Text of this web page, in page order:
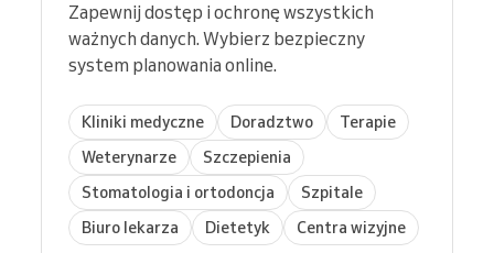
Zapewnij dostęp i ochronę wszystkich
ważnych danych. Wybierz bezpieczny
system planowania online.
Kliniki medyczne Doradztwo
Terapie
Weterynarze
Szczepienia
Stomatologia i ortodoncja
Szpitale
Biuro lekarza
Dietetyk Centra wizyjne